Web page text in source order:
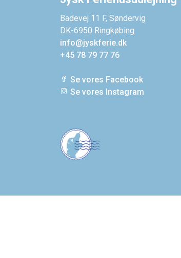
Badevej 11 F, Søndervig
DK-6950 Ringkøbing
info@jyskferie.dk
+45 78 79 77 76
Se vores Facebook
Se vores Instagram